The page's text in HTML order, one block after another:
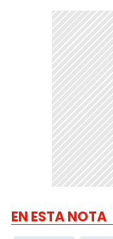
EN ESTA NOTA